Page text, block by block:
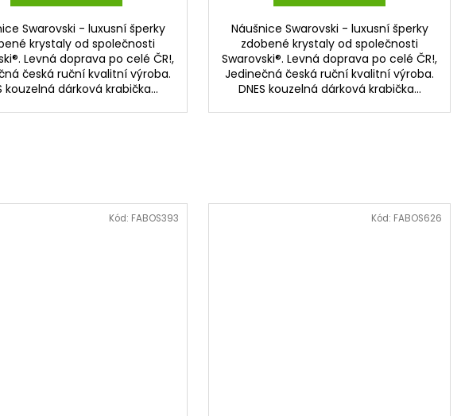
Swarovski - luxusní šperky
krystaly od společnosti
Levná doprava po celé ČR!,
česká ruční kvalitní výroba.
kouzelná dárková krabička...
Náušnice Swarovski - luxusní šperky
zdobené krystaly od společnosti
Swarovski®. Levná doprava po celé ČR!,
Jedinečná česká ruční kvalitní výroba.
DNES kouzelná dárková krabička...
Kód: FABOS393 Kód: FABOS626